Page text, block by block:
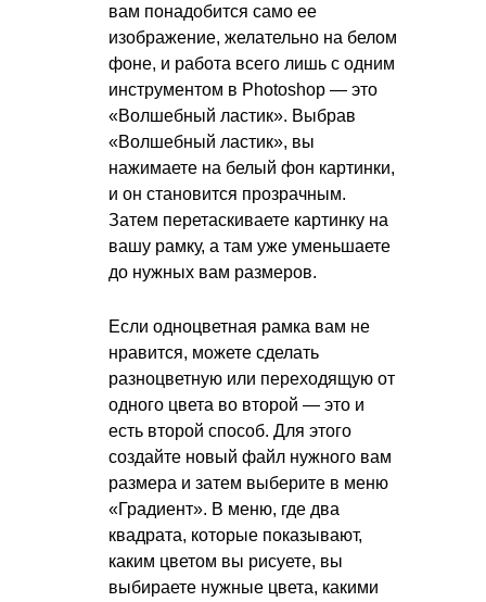
вам понадобится само ее
изображение, желательно на белом
фоне, и работа всего лишь с одним
инструментом в Photoshop — это
«Волшебный ластик». Выбрав
«Волшебный ластик», вы
нажимаете на белый фон картинки,
и он становится прозрачным.
Затем перетаскиваете картинку на
вашу рамку, а там уже уменьшаете
до нужных вам размеров.
Если одноцветная рамка вам не
нравится, можете сделать
разноцветную или переходящую от
одного цвета во второй — это и
есть второй способ. Для этого
создайте новый файл нужного вам
размера и затем выберите в меню
«Градиент». В меню, где два
квадрата, которые показывают,
каким цветом вы рисуете, вы
выбираете нужные цвета, какими